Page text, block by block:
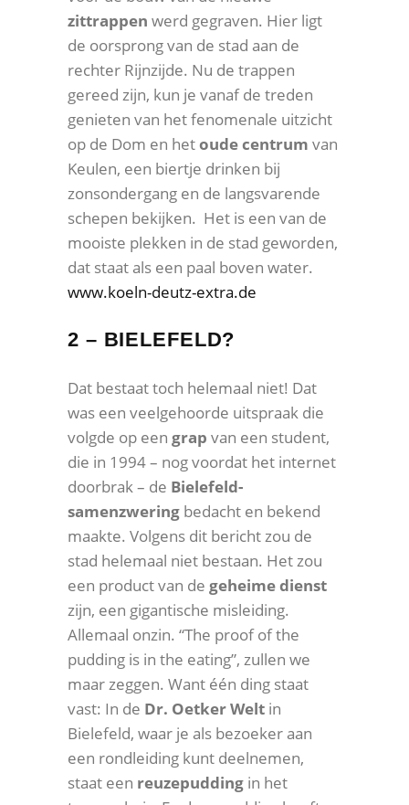
zittrappen werd gegraven. Hier ligt
de oorsprong van de stad aan de
rechter Rijnzijde. Nu de trappen
gereed zijn, kun je vanaf de treden
genieten van het fenomenale uitzicht
op de Dom en hetoude centrum van
Keulen, een biertje drinken bij
zonsondergang en de langsvarende
schepen bekijken. Het is een van de
mooiste plekken in de stad geworden,
dat staat als een paal boven water.
www.koeln-deutz-extra.de
2 – BIELEFELD?
Dat bestaat toch helemaal niet! Dat
was een veelgehoorde uitspraak die
volgde op een grap van een student,
die in 1994 – nog voordat het internet
doorbrak – de Bielefeld-
samenzwering bedacht en bekend
maakte. Volgens dit bericht zou de
stad helemaal niet bestaan. Het zou
een product van de geheime dienst
zijn, een gigantische misleiding.
Allemaal onzin. “The proof of the
pudding is in the eating”, zullen we
maar zeggen. Want één ding staat
vast: In de Dr. OetkerWelt in
Bielefeld, waar je als bezoeker aan
een rondleiding kunt deelnemen,
staat een reuzepudding in het